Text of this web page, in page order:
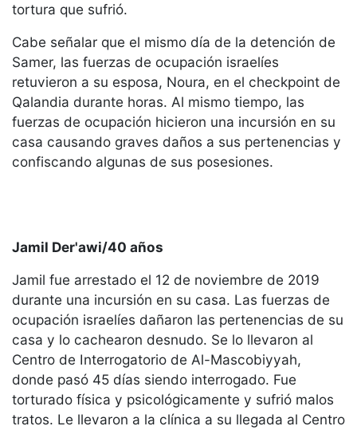
tortura que sufrió.
Cabe señalar que el mismo día de la detención de
Samer, las fuerzas de ocupación israelíes
retuvieron a su esposa, Noura, en el checkpoint de
Qalandia durante horas. Al mismo tiempo, las
fuerzas de ocupación hicieron una incursión en su
casa causando graves daños a sus pertenencias y
confiscando algunas de sus posesiones.
Jamil Der'awi/40 años
Jamil fue arrestado el 12 de noviembre de 2019
durante una incursión en su casa. Las fuerzas de
ocupación israelíes dañaron las pertenencias de su
casa y lo cachearon desnudo. Se lo llevaron al
Centro de Interrogatorio de Al-Mascobiyyah,
donde pasó 45 días siendo interrogado. Fue
torturado física y psicológicamente y sufrió malos
tratos. Le llevaron a la clínica a su llegada al Centro